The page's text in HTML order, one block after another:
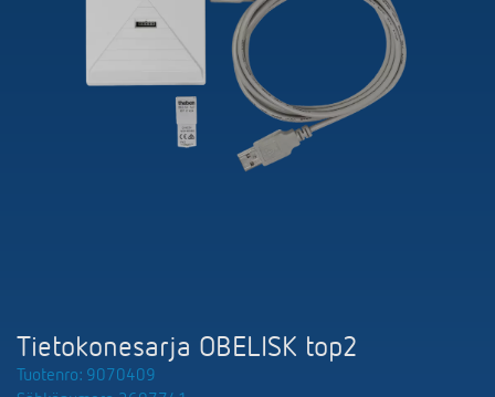
Läsnäolo- ja liiketunnistimet
Lisätarvikkeet
KNX-järjestelmät
Liike- ja läsnäolotunnistimet
Ilmanvaihto
Mediakirjasto
Ympäristö
Tiedustelut
Smart Metering
Tietokonesarja OBELISK top2
Tuotenro: 9070409